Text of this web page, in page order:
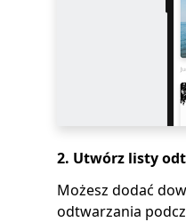
2. Utwórz listy
Możesz dodać
odtwarzania